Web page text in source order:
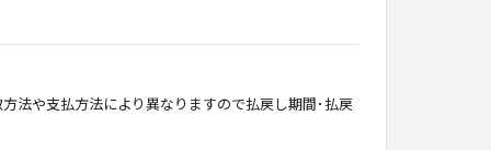
法や支払方法により異なりますので払戻し期間･払戻